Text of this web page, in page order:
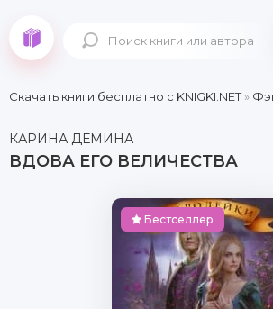
Скачать книги бесплатно c KNIGKI.NET»
КАРИНА ДЕМИНА
ВДОВА ЕГО ВЕЛИЧЕСТВА
Бестселлер